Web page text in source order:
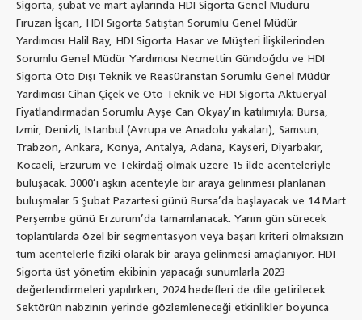
Sigorta, şubat ve mart aylarında HDI Sigorta Genel Müdürü
Firuzan İşcan, HDI Sigorta Satıştan Sorumlu Genel Müdür
Yardımcısı Halil Bay, HDI Sigorta Hasar ve Müşteri İlişkilerinden
Sorumlu Genel Müdür Yardımcısı Necmettin Gündoğdu ve HDI
Sigorta Oto Dışı Teknik ve Reasüranstan Sorumlu Genel Müdür
Yardımcısı Cihan Çiçek ve Oto Teknik ve HDI Sigorta Aktüeryal
Fiyatlandırmadan Sorumlu Ayşe Can Okyay’ın katılımıyla; Bursa,
İzmir, Denizli, İstanbul (Avrupa ve Anadolu yakaları), Samsun,
Trabzon, Ankara, Konya, Antalya, Adana, Kayseri, Diyarbakır,
Kocaeli, Erzurum ve Tekirdağ olmak üzere 15 ilde acenteleriyle
buluşacak. 3000’i aşkın acenteyle bir araya gelinmesi planlanan
buluşmalar 5 Şubat Pazartesi günü Bursa’da başlayacak ve 14 Mart
Perşembe günü Erzurum’da tamamlanacak. Yarım gün sürecek
toplantılarda özel bir segmentasyon veya başarı kriteri olmaksızın
tüm acentelerle fiziki olarak bir araya gelinmesi amaçlanıyor. HDI
Sigorta üst yönetim ekibinin yapacağı sunumlarla 2023
değerlendirmeleri yapılırken, 2024 hedefleri de dile getirilecek.
Sektörün nabzının yerinde gözlemleneceği etkinlikler boyunca